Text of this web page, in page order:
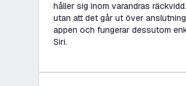
håller sig inom varandras
utan att det går ut över
appen och fungerar dessutom
Siri.